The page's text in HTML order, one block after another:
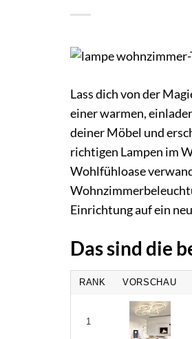
Lass dich von der
einer warmen,
deiner Möbel und
richtigen Lampen im
Wohlfühloase
Einrichtung auf ein
Das sind die
RANK VORSCHAU
1